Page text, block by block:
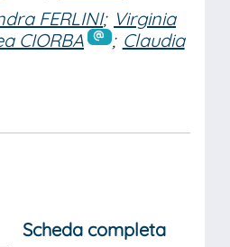
FERLINI; Virginia
CIORBA ; Claudia
Scheda completa